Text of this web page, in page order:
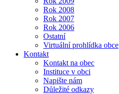
Rok 2008
Rok 2007
Rok 2006
Ostatní
Virtuální prohlídka obce
Kontakt
Kontakt na obec
Instituce v obci
Napište nám
Důležité odkazy